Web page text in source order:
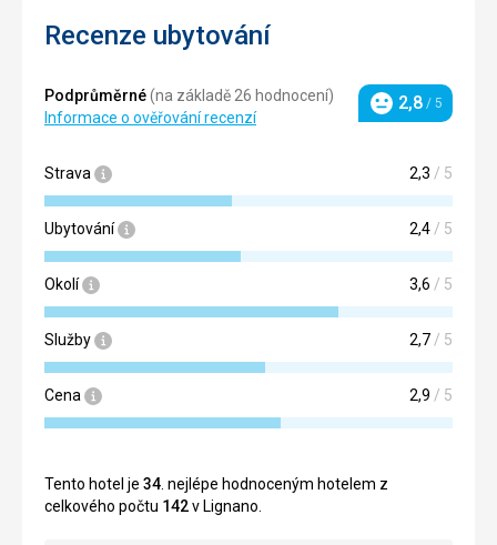
Recenze ubytování
Podprůměrné(na základě 26 hodnocení)
Informace o ověřování recenzí
Hodnocení
2,8 / 5
Strava 2,3 / 5
Ubytování 2,4 / 5
Okolí 3,6 / 5
Služby 2,7 / 5
Cena 2,9 / 5
Tento hotel je 34 . nejlépe hodnoceným hotelem z
celkového počtu 142v Lignano.